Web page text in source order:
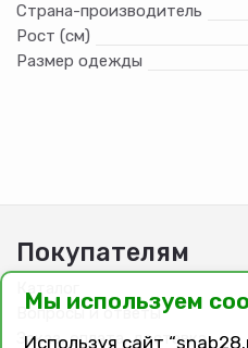
Страна-производитель
Рост (см)
Размер одежды
Покупателям
Каталог
Вопросы и ответы
Заказ, оплата, доставка
Мы используем
Используя сайт